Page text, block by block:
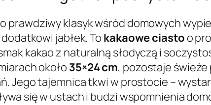
prawdziwy klasyk wśród domowych
jabłek. To kakaowe ciasto o
kakao z naturalną słodyczą i
około 35×24 cm, pozostaje świeże
Jego tajemnica tkwi w prostocie –
się w ustach i budzi wspomnienia